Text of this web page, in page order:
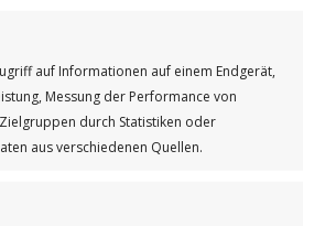
auf Informationen auf einem Endgerät,
Messung der Performance von
durch Statistiken oder
aus verschiedenen Quellen.